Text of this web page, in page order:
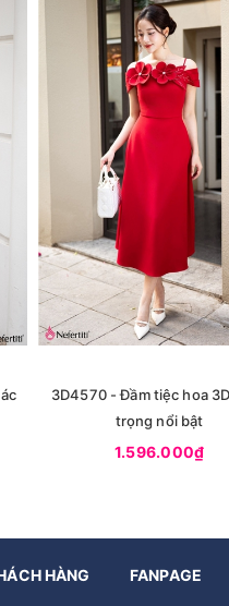
3D4570 - Đầm tiệc hoa
trọng nổi bật
1.596.000₫
HÀNG FANPAGE